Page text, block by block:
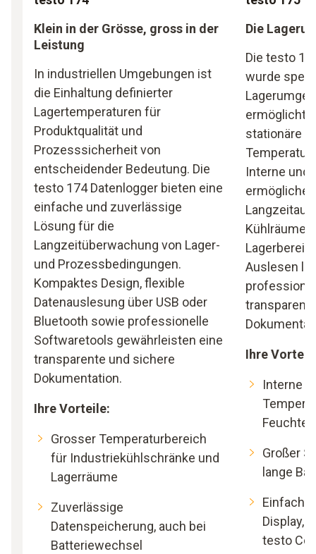
Klein in der Grösse, gross in der
Leistung
In industriellen Umgebungen ist
die Einhaltung definierter
Lagertemperaturen für
Produktqualität und
Prozesssicherheit von
entscheidender Bedeutung. Die
testo 174 Datenlogger bieten eine
einfache und zuverlässige
Lösung für die
Langzeitüberwachung von Lager-
und Prozessbedingungen.
Kompaktes Design, flexible
Datenauslesung über USB oder
Bluetooth sowie professionelle
Softwaretools gewährleisten eine
transparente und sichere
Dokumentation.
Ihre Vorteile:
Grosser Temperaturbereich
für Industriekühlschränke und
Lagerräume
Zuverlässige
Datenspeicherung, auch bei
Batteriewechsel
Die
Die testo
wurde
ermöglicht
stationäre
Interne und
Auslesen
Ihre
Interne
Großer
lange
Display,
testo